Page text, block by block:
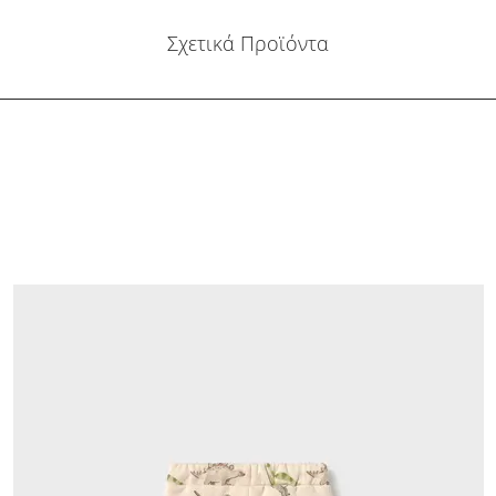
Σχετικά Προϊόντα